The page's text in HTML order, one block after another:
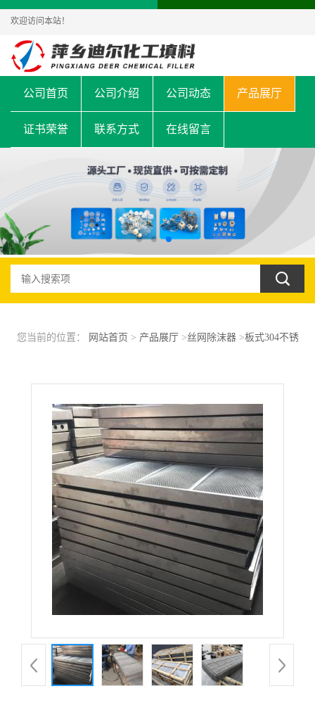
欢迎访问本站！
公司首页 公司介绍 公司动态 产品展厅
证书荣誉 联系方式 在线留言
您当前的位置： 网站首页 > 产品展厅>丝网除沫器>板式304不锈